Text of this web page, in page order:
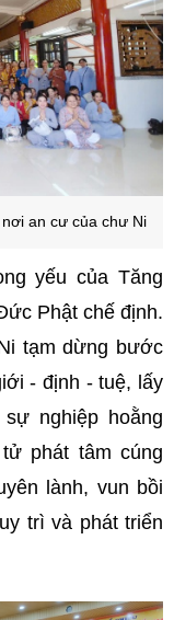
an cư của chư Ni
yếu của Tăng
Phật chế định.
tạm dừng bước
- định - tuệ, lấy
nghiệp hoằng
phát tâm cúng
lành, vun bồi
trì và phát triển